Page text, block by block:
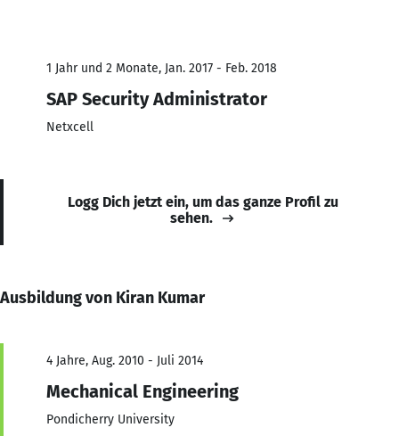
1 Jahr und 2 Monate, Jan. 2017 - Feb. 2018
SAP Security Administrator
Netxcell
Logg Dich jetzt ein, um das ganze Profil zu
sehen.
Ausbildung von Kiran Kumar
4 Jahre, Aug. 2010 - Juli 2014
Mechanical Engineering
Pondicherry University